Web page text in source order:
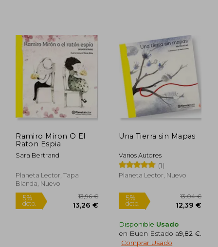
5% 25,91 €
24,61 €
5%
dcto.
Ramiro Miron O El
Raton Espia
Sara Bertrand
Planeta Lector, Tapa
Blanda, Nuevo
Una Tierra sin Mapas
Varios Autores
(1)
Planeta Lector, Nuevo
Disponible Usado
en Buen Estado a9,82 €
Comprar Usado